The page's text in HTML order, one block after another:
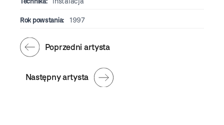
Rok powstania: 1997
Następny artysta
Poprzedni artysta